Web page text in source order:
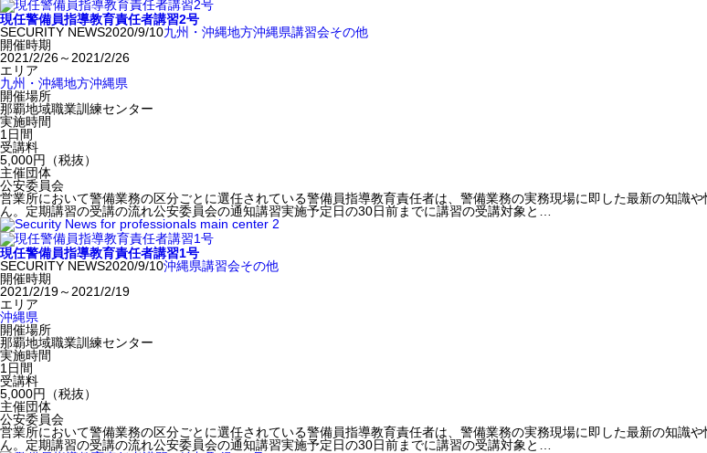
現任警備員指導教育責任者講習2号
SECURITY NEWS2020/9/10九州・沖縄地方沖縄県講習会その他
開催時期
2021/2/26～2021/2/26
エリア
九州・沖縄地方沖縄県
開催場所
那覇地域職業訓練センター
実施時間
1日間
受講料
5,000円（税抜）
主催団体
公安委員会
営業所において警備業務の区分ごとに選任されている警備員指導教育責任者は、警備業務の実務現場に即した最新の知識
ん。定期講習の受講の流れ公安委員会の通知講習実施予定日の30日前までに講習の受講対象と…
現任警備員指導教育責任者講習1号
SECURITY NEWS2020/9/10沖縄県講習会その他
開催時期
2021/2/19～2021/2/19
エリア
沖縄県
開催場所
那覇地域職業訓練センター
実施時間
1日間
受講料
5,000円（税抜）
主催団体
公安委員会
営業所において警備業務の区分ごとに選任されている警備員指導教育責任者は、警備業務の実務現場に即した最新の知識
ん。定期講習の受講の流れ公安委員会の通知講習実施予定日の30日前までに講習の受講対象と…